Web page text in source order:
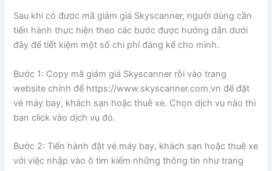
Sau khi có được mã giảm giá Skyscanner, người dùng cần
tiến hành thực hiện theo các bước được hướng dẫn dưới
đây để tiết kiệm một số chi phí đáng kể cho mình.
Bước 1: Copy mã giảm giá Skyscanner rồi vào trang
website chính để https://www.skyscanner.com.vn để đặt
vé máy bay, khách sạn hoặc thuê xe. Chọn dịch vụ nào thì
bạn click vào dịch vụ đó.
Bước 2: Tiến hành đặt vé máy bay, khách sạn hoặc thuê xe
với việc nhập vào ô tìm kiếm những thông tin như trang